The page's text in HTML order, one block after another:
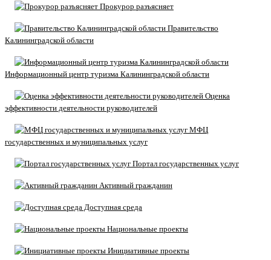
Прокурор разъясняет
Правительство
Калининградской области
Информационный центр туризма Калининградской области
Оценка
эффективности деятельности руководителей
МФЦ
государственных и муниципальных услуг
Портал государственных услуг
Активный гражданин
Доступная среда
Национальные проекты
Инициативные проекты